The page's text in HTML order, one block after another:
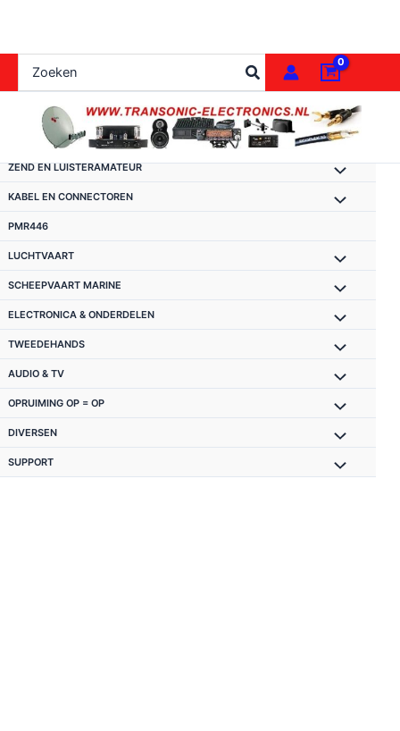
de
inhoud
naar:
ZEND EN LUISTERAMATEUR
KABEL EN CONNECTOREN
PMR446
LUCHTVAART
SCHEEPVAART MARINE
ELECTRONICA & ONDERDELEN
TWEEDEHANDS
AUDIO & TV
OPRUIMING OP = OP
DIVERSEN
SUPPORT